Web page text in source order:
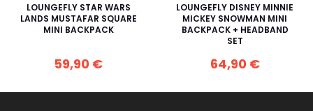
LOUNGEFLY STAR WARS
LANDS MUSTAFAR SQUARE
MINI BACKPACK
59,90 €
LOUNGEFLY DISNEY MINNIE
MICKEY SNOWMAN MINI
BACKPACK + HEADBAND
SET
64,90 €